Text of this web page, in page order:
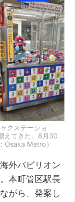
クステーショ
えてきた。8月30
Osaka Metro）
外パビリオン
本町管区駅長
がら、発案し